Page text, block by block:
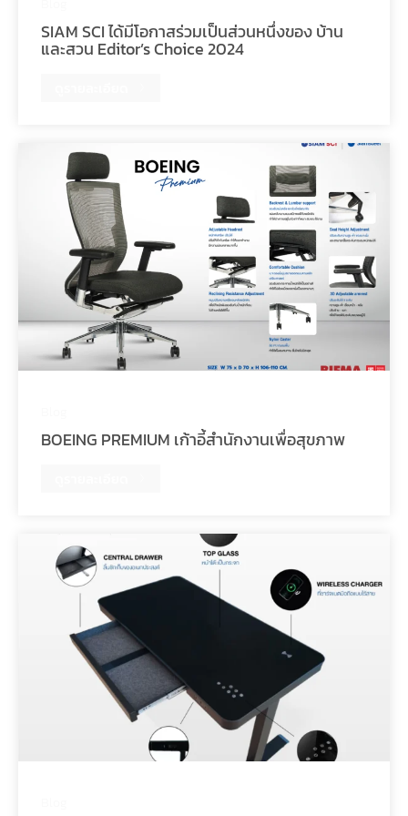
SIAM SCI ได้มีโอกาสร่วมเป็นส่วนหนึ่งของ บ้าน
และสวน Editor’s Choice 2024
BOEING PREMIUM เก้าอี้สำนักงานเพื่อสุขภาพ